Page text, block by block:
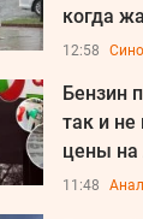
когда
12:58
Бензин
так и не
цены на
11:48